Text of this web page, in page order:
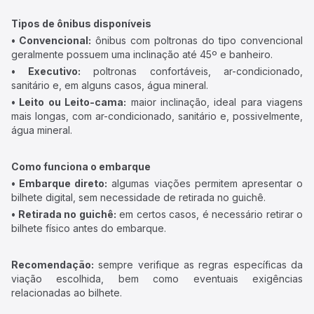
Tipos de ônibus disponíveis
• Convencional: ônibus com poltronas do tipo convencional
geralmente possuem uma inclinação até 45º e banheiro.
• Executivo: poltronas confortáveis, ar-condicionado,
sanitário e, em alguns casos, água mineral.
• Leito ou Leito-cama: maior inclinação, ideal para viagens
mais longas, com ar-condicionado, sanitário e, possivelmente,
água mineral.
Como funciona o embarque
• Embarque direto: algumas viações permitem apresentar o
bilhete digital, sem necessidade de retirada no guichê.
• Retirada no guichê: em certos casos, é necessário retirar o
bilhete físico antes do embarque.
Recomendação: sempre verifique as regras específicas da
viação escolhida, bem como eventuais exigências
relacionadas ao bilhete.